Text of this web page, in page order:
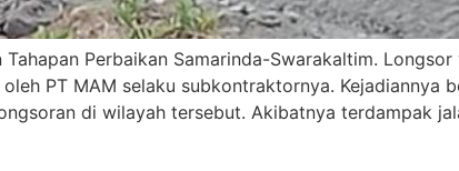
Perbaikan Samarinda-Swarakaltim.
PT MAM selaku subkontraktornya. Kejadiannya
di wilayah tersebut. Akibatnya terdampak